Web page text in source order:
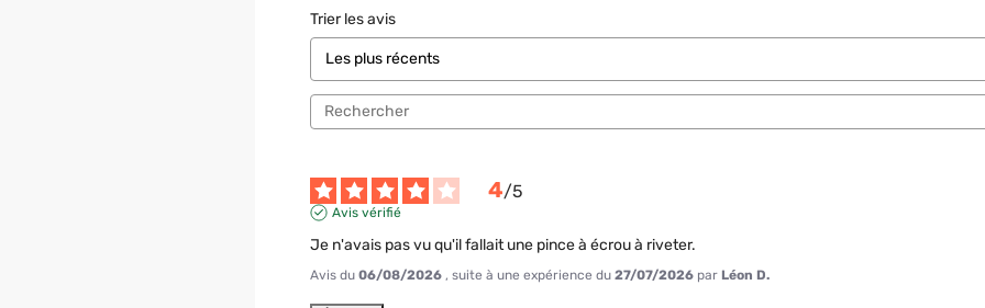
Trier les avis
4/5
Avis vérifié
Je n'avais pas vu qu'il fallait une pince à écrou à riveter.
Avis du 06/08/2026 , suite à une expérience du 27/07/2026 par Léon D.